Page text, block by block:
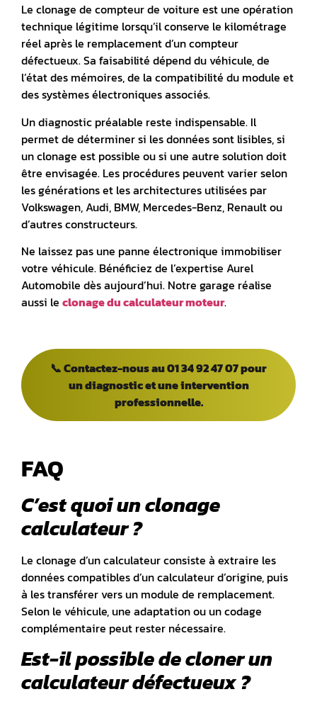
Le clonage de compteur de voiture est une opération
technique légitime lorsqu’il conserve le kilométrage
réel après le remplacement d’un compteur
défectueux.Sa faisabilité dépend du véhicule, de
l’état des mémoires, de la compatibilité du module et
des systèmes électroniques associés.
Un diagnostic préalable reste indispensable. Il
permet de déterminer si les données sont lisibles, si
un clonage est possible ou si une autre solution doit
être envisagée. Les procédures peuvent varier selon
les générations et les architectures utilisées par
Volkswagen, Audi, BMW, Mercedes-Benz, Renault ou
d’autres constructeurs.
Ne laissez pas une panne électronique immobiliser
votre véhicule. Bénéficiez de l’expertise Aurel
Automobile dès aujourd’hui. Notre garage réalise
aussi le clonage du calculateur moteur.
📞 Contactez-nous au 01 34 92 47 07 pour
un diagnostic et une intervention
professionnelle.
FAQ
C’est quoi un clonage
calculateur ?
Le clonage d’un calculateur consiste à extraire les
données compatibles d’un calculateur d’origine, puis
à les transférer vers un module de remplacement.
Selon le véhicule, une adaptation ou un codage
complémentaire peut rester nécessaire.
Est-il possible de cloner un
calculateur défectueux ?